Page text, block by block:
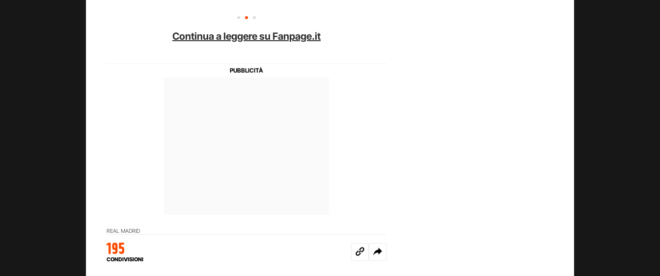
Continua a leggere su Fanpage.it
REAL MADRID
195
CONDIVISIONI